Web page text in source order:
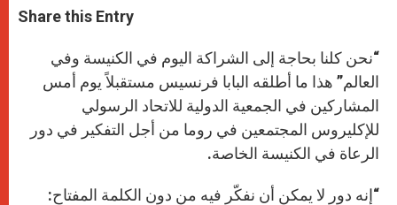
t
s
p
s
e
g
e
r
e
b
o
k
Share this Entry
“نحن كلنا بحاجة إلى الشراكة اليوم في الكنيسة وفي
العالم” هذا ما أطلقه البابا فرنسيس مستقبلاً يوم أمس
المشاركين في الجمعية الدولية للاتحاد الرسولي
للإكليروس المجتمعين في روما من أجل التفكير في دور
الرعاة في الكنيسة الخاصة.
“إنه دور لا يمكن أن نفكّر فيه من دون الكلمة المفتاح: